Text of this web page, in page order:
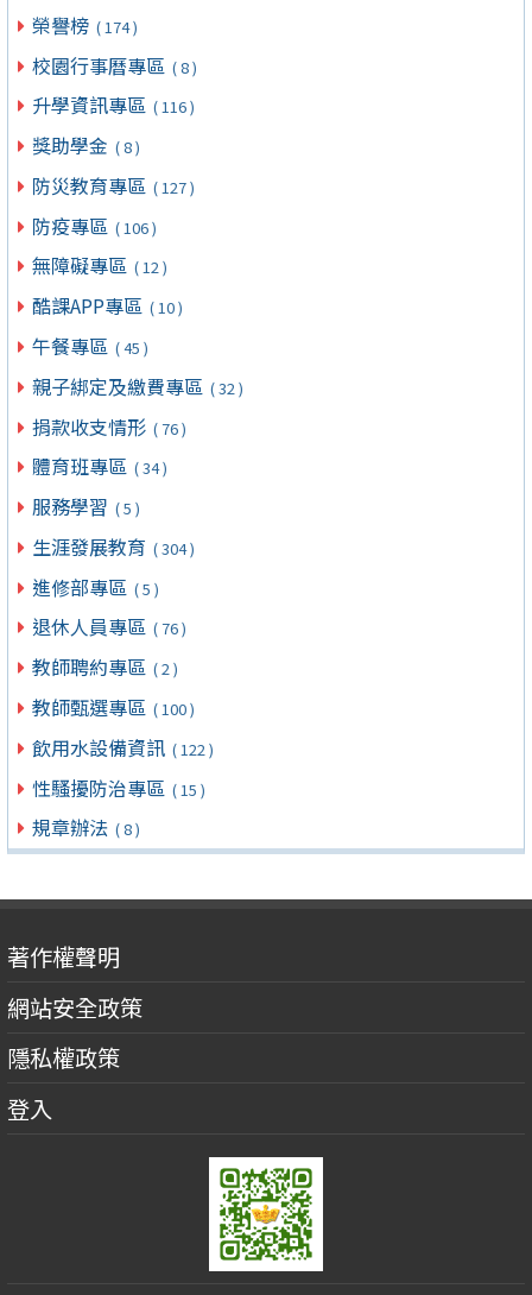
榮譽榜 ( 174 )
校園行事曆專區 ( 8 )
升學資訊專區 ( 116 )
獎助學金 ( 8 )
防災教育專區 ( 127 )
防疫專區 ( 106 )
無障礙專區 ( 12 )
酷課APP專區 ( 10 )
午餐專區 ( 45 )
親子綁定及繳費專區 ( 32 )
捐款收支情形 ( 76 )
體育班專區 ( 34 )
服務學習 ( 5 )
生涯發展教育 ( 304 )
進修部專區 ( 5 )
退休人員專區 ( 76 )
教師聘約專區 ( 2 )
教師甄選專區 ( 100 )
飲用水設備資訊 ( 122 )
性騷擾防治專區 ( 15 )
規章辦法 ( 8 )
著作權聲明
網站安全政策
隱私權政策
登入